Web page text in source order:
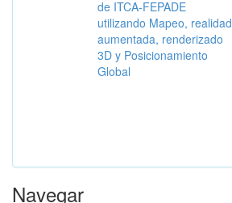
de ITCA-FEPADE
utilizando Mapeo, realidad
aumentada, renderizado
3D y Posicionamiento
Global
Navegar